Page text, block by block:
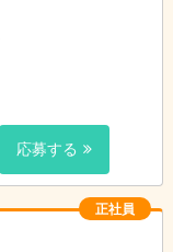
応募する
正社員